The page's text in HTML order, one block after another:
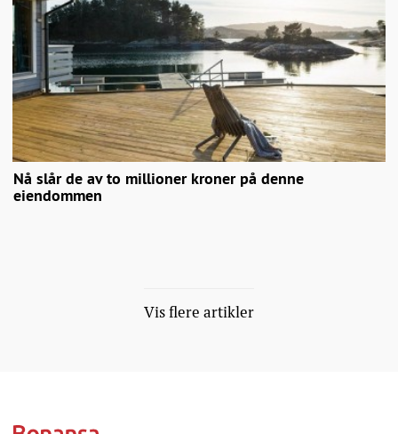
Nå slår de av to millioner kroner på denne
eiendommen
Vis flere artikler